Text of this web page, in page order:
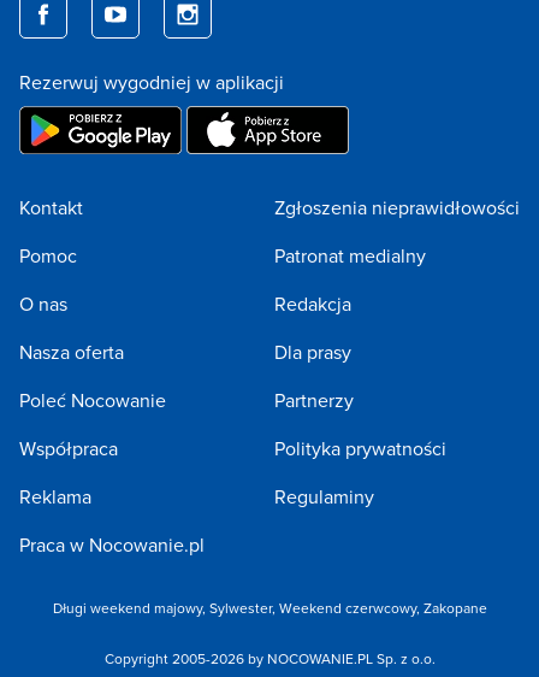
Rezerwuj wygodniej w aplikacji
Kontakt
Pomoc
O nas
Nasza oferta
Poleć Nocowanie
Współpraca
Reklama
Praca w Nocowanie.pl
Zgłoszenia nieprawidłowości
Patronat medialny
Redakcja
Dla prasy
Partnerzy
Polityka prywatności
Regulaminy
Długi weekend majowy, Sylwester, Weekend czerwcowy, Zakopane
Copyright 2005-2026 by NOCOWANIE.PL Sp. z o.o.